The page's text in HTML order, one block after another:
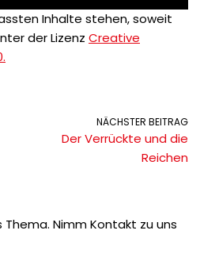
Inhalte stehen, soweit
der Lizenz Creative
NÄCHSTER BEITRAG
Der Verrückte und die
Reichen
Nimm Kontakt zu uns